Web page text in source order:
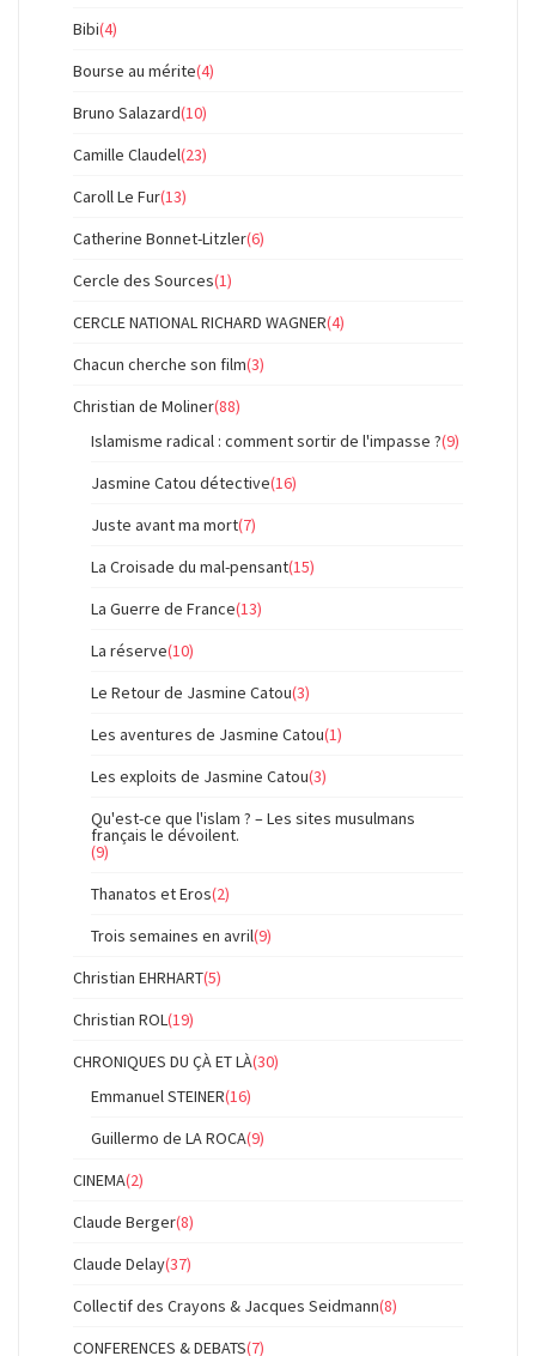
Bibi(4)
Bourse au mérite(4)
Bruno Salazard(10)
Camille Claudel(23)
Caroll Le Fur(13)
Catherine Bonnet-Litzler(6)
Cercle des Sources(1)
CERCLE NATIONAL RICHARD WAGNER(4)
Chacun cherche son film(3)
Christian de Moliner(88)
Islamisme radical : comment sortir de l'impasse ?(9)
Jasmine Catou détective(16)
Juste avant ma mort(7)
La Croisade du mal-pensant(15)
La Guerre de France(13)
La réserve(10)
Le Retour de Jasmine Catou(3)
Les aventures de Jasmine Catou(1)
Les exploits de Jasmine Catou(3)
Qu'est-ce que l'islam ? – Les sites musulmans
français le dévoilent.
(9)
Thanatos et Eros(2)
Trois semaines en avril(9)
Christian EHRHART(5)
Christian ROL(19)
CHRONIQUES DU ÇÀ ET LÀ(30)
Emmanuel STEINER(16)
Guillermo de LA ROCA(9)
CINEMA(2)
Claude Berger(8)
Claude Delay(37)
Collectif des Crayons & Jacques Seidmann(8)
CONFERENCES & DEBATS(7)